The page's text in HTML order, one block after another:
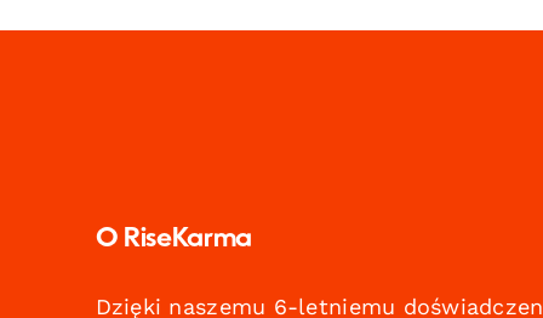
O RiseKarma
Dzięki naszemu 6-letniemu